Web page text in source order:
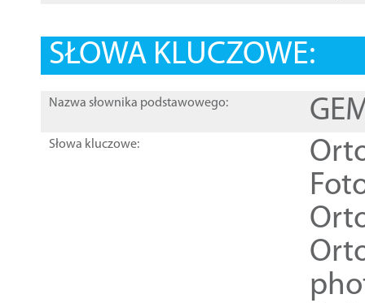
SŁOWA KLUCZOWE:
Nazwa słownika podstawowego:
Słowa kluczowe: